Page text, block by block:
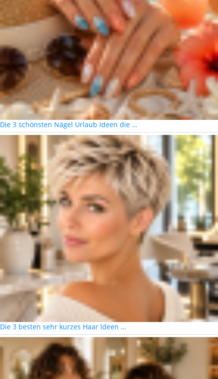
Die 3 schönsten Nägel Urlaub Ideen die …
Die 3 besten sehr kurzes Haar Ideen …